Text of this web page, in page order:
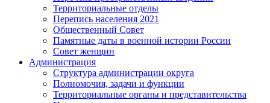
Территориальные отделы
Перепись населения 2021
Общественный Совет
Памятные даты в военной истории России
Совет женщин
Администрация
Структура администрации округа
Полномочия, задачи и функции
Территориальные органы и представительства